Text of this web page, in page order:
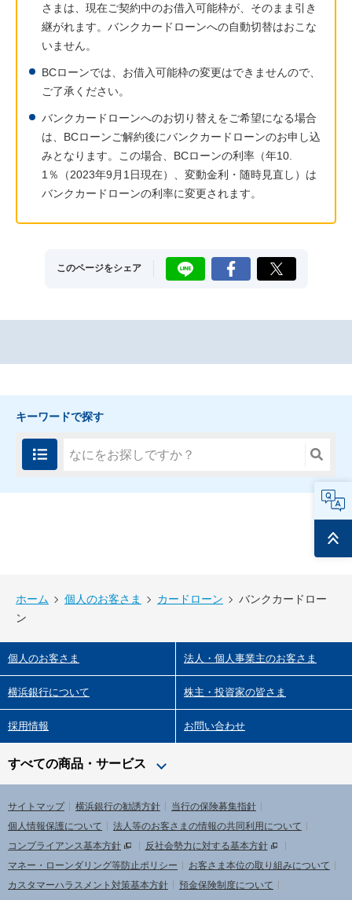
さまは、現在ご契約中のお借入可能枠が、そのまま引き
継がれます。バンクカードローンへの自動切替はおこな
いません。
BCローンでは、お借入可能枠の変更はできませんので、
ご了承ください。
バンクカードローンへのお切り替えをご希望になる場合
は、BCローンご解約後にバンクカードローンのお申し込
みとなります。この場合、BCローンの利率（年10.
1％（2023年9月1日現在）、変動金利・随時見直し）は
バンクカードローンの利率に変更されます。
このページをシェア LINE Facebook X
キーワードで探す
トップ
ホーム 個人のお客さま カードローン
バンクカードロー
ン
個人のお客さま 法人・個人事業主のお客さま
横浜銀行について 株主・投資家の皆さま
採用情報 お問い合わせ
すべての商品・サービス
サイトマップ 横浜銀行の勧誘方針
当行の保険募集指針
個人情報保護について
法人等のお客さまの情報の共同利用について
コンプライアンス基本方針
反社会勢力に対する基本方針
マネー・ローンダリング等防止ポリシー
お客さま本位の取り組みについて
カスタマーハラスメント対策基本方針
預金保険制度について